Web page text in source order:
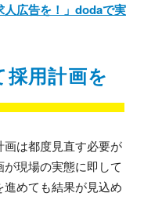
人広告を！」dodaで実
用計画を
画は都度見直す必要が
現場の実態に即して
めても結果が見込め